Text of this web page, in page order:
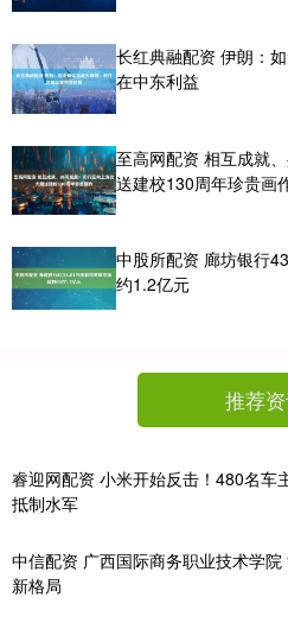
长红典融配资 伊朗：
在中东利益
至高网配资 相互成就
送建校130周年珍贵画
中股所配资 廊坊银行
约1.2亿元
推荐
睿迎网配资 小米开始反击！480名车
抵制水军
中信配资 广西国际商务职业技术学
新格局